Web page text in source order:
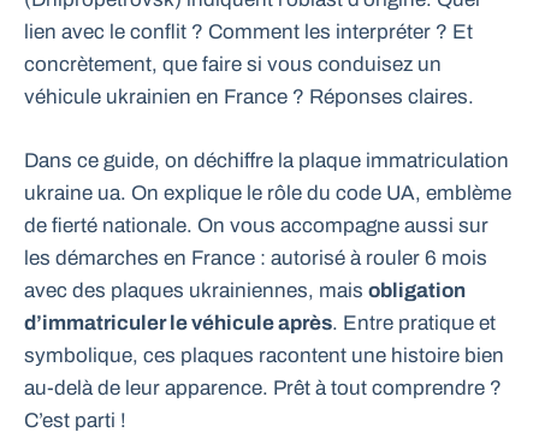
lien avec le conflit ? Comment les interpréter ? Et
concrètement, que faire si vous conduisez un
véhicule ukrainien en France ? Réponses claires.
Dans ce guide, on déchiffre la plaque immatriculation
ukraine ua. On explique le rôle du code UA, emblème
de fierté nationale. On vous accompagne aussi sur
les démarches en France : autorisé à rouler 6 mois
avec des plaques ukrainiennes, mais obligation
d’immatriculer le véhicule après. Entre pratique et
symbolique, ces plaques racontent une histoire bien
au-delà de leur apparence. Prêt à tout comprendre ?
C’est parti !